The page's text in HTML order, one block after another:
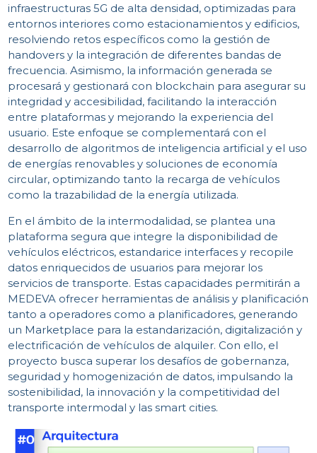
infraestructuras 5G de alta densidad, optimizadas para
entornos interiores como estacionamientos y edificios,
resolviendo retos específicos como la gestión de
handovers y la integración de diferentes bandas de
frecuencia. Asimismo, la información generada se
procesará y gestionará con blockchain para asegurar su
integridad y accesibilidad, facilitando la interacción
entre plataformas y mejorando la experiencia del
usuario. Este enfoque se complementará con el
desarrollo de algoritmos de inteligencia artificial y el uso
de energías renovables y soluciones de economía
circular, optimizando tanto la recarga de vehículos
como la trazabilidad de la energía utilizada.
En el ámbito de la intermodalidad, se plantea una
plataforma segura que integre la disponibilidad de
vehículos eléctricos, estandarice interfaces y recopile
datos enriquecidos de usuarios para mejorar los
servicios de transporte. Estas capacidades permitirán a
MEDEVA ofrecer herramientas de análisis y planificación
tanto a operadores como a planificadores, generando
un Marketplace para la estandarización, digitalización y
electrificación de vehículos de alquiler. Con ello, el
proyecto busca superar los desafíos de gobernanza,
seguridad y homogenización de datos, impulsando la
sostenibilidad, la innovación y la competitividad del
transporte intermodal y las smart cities.